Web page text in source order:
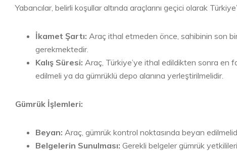
Yabancılar, belirli koşullar altında araçlarını geçici olarak
İkamet Şartı: Araç ithal etmeden önce, sahibinin son
gerekmektedir.
Kalış Süresi: Araç, Türkiye’ye ithal edildikten sonra en
edilmeli ya da gümrüklü depo alanına yerleştirilmelidir.
Gümrük İşlemleri:
Beyan: Araç, gümrük kontrol noktasında beyan
Belgelerin Sunulması: Gerekli belgeler gümrük